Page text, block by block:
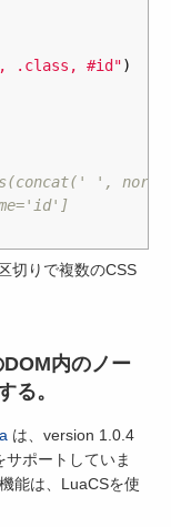
.class, #id")
',
切りで複数のCSS
内のノー
る。
は、version 1.0.4
ポートしていま
能は、LuaCSを使